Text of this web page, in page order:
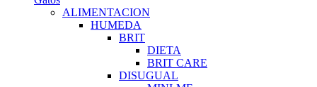
ALIMENTACION
HUMEDA
BRIT
DIETA
BRIT CARE
DISUGUAL